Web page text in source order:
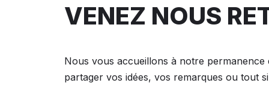
VENEZ NOUS
Nous vous accueillons à notre permanence
partager vos idées, vos remarques ou tout